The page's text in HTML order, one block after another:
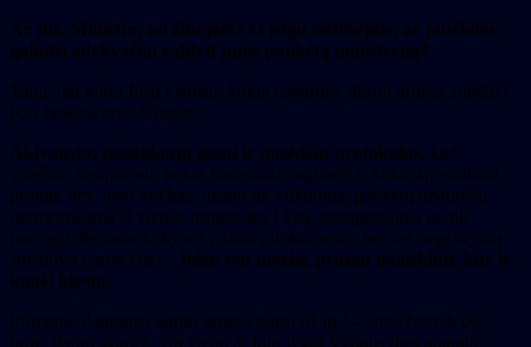
Ar jūs, Ministre, tai žinojote? O jeigu nežinojote, ar jaučiatės
galintis adekvačiai valdyti jums patikėtą ministeriją?
Taigi, dar kartą Jūsų klausiu: kokia dabartinė tikroji grupės sudėtis?
Kas lankosi posėdžiuose?
Akivaizdu, pageidauju gauti ir posėdžių protokolus, kad
galėčiau susipažinti, kokie klausimai nagrinėti ir kokie sprendimai
priimti, nes, bent kol kas, matau tik vilkinimą, patikėtų užduočių
permetinėjimą iš vienos institucijos į kitą, nesugebėjimą ne tik
parengti deramos kokybės galutinį dokumentą, bet net negebėjimą
suvaldyti darbo eigos.
Jeigu esu neteisi, prašau paaiškinti, kur ir
kodėl klystu.
Primenu, dauguma darbo grupės narių (iš jų 14, arba beveik 60
proc. darbo grupės, yra vieno ar kito lygio Vyriausybės aparato